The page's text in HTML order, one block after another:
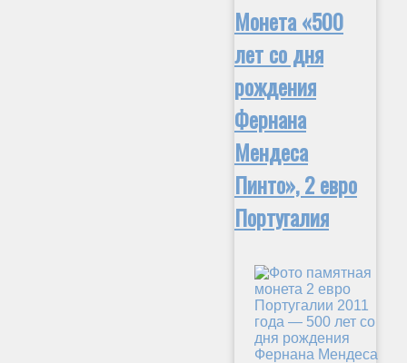
Монета «500
лет со дня
рождения
Фернана
Мендеса
Пинто», 2 евро
Португалия